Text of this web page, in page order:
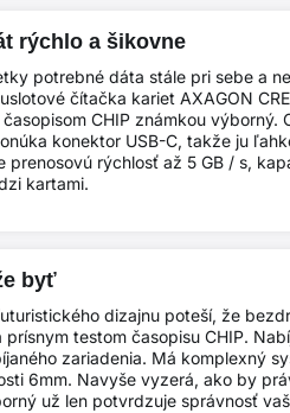
rýchlo a šikovne
potrebné dáta stále pri sebe a
čítačka kariet AXAGON
CHIP známkou výborný.
konektor USB-C, takže ju
prenosovú rýchlosť až 5 GB / s,
kartami.
byť
dizajnu poteší, že
prísnym testom časopisu CHIP.
zariadenia. Má komplexný
6mm. Navyše vyzerá, ako by
už len potvrdzuje správnosť